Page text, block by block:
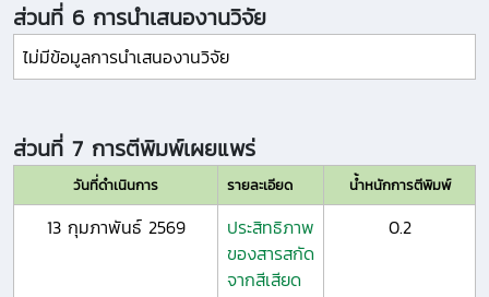
ส่วนที่ 6 การนำเสนองานวิจัย
ไม่มีข้อมูลการนำเสนองานวิจัย
ส่วนที่ 7 การตีพิมพ์เผยแพร่
วันที่ดำเนินการ รายละเอียด น้ำหนักการตีพิมพ์
13 กุมภาพันธ์ 2569
ประสิทธิภาพ
ของสารสกัด
จากสีเสียด
0.2